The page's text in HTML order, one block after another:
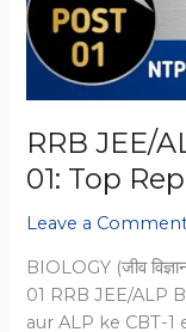
Puche
Gaye
Sawal
RRB JEE/
01: Top
Leave a
BIOLOGY (जीव
01 RRB JEE/ALP
aur ALP ke CBT-